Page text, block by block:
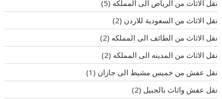
نقل الاثاث من الرياض الى المملكه (5)
نقل الاثاث من السعودية للاردن (2)
نقل الاثاث من الطائف الى المملكه (2)
نقل الاثاث من المدينه الى المملكه (2)
نقل عفش من خميس مشيط الى جازان (1)
نقل عفش واثاث بالجبيل (2)